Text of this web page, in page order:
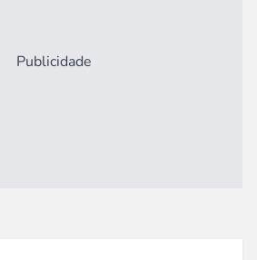
Publicidade